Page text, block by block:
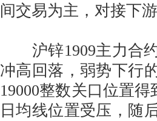
间交易为主，对接下
沪锌1909主力合约
冲高回落，弱势下行
19000整数关口位置
日均线位置受压，随